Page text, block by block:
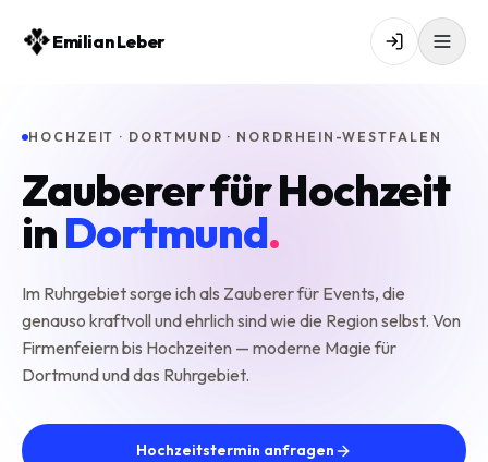
Emilian Leber
HOCHZEIT · DORTMUND · NORDRHEIN-WESTFALEN
Zauberer für Hochzeit
inDortmund.
Im Ruhrgebiet sorge ich als Zauberer für Events, die
genauso kraftvoll und ehrlich sind wie die Region selbst. Von
Firmenfeiern bis Hochzeiten — moderne Magie für
Dortmund und das Ruhrgebiet.
Hochzeitstermin anfragen